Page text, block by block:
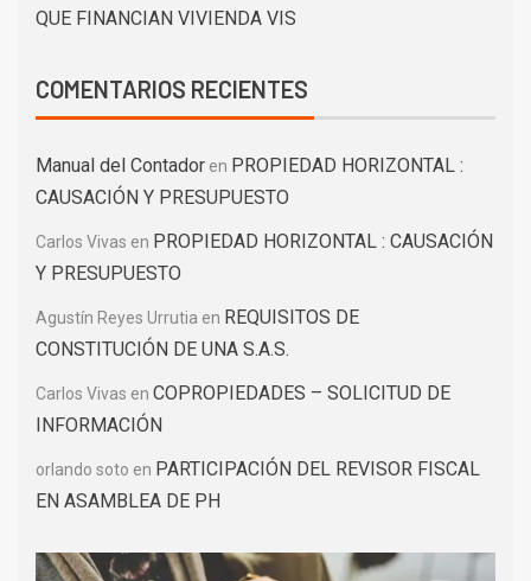
QUE FINANCIAN VIVIENDA VIS
COMENTARIOS RECIENTES
Manual del Contador en PROPIEDAD HORIZONTAL :
CAUSACIÓN Y PRESUPUESTO
Carlos Vivas en PROPIEDAD HORIZONTAL : CAUSACIÓN
Y PRESUPUESTO
Agustín Reyes Urrutia en REQUISITOS DE
CONSTITUCIÓN DE UNA S.A.S.
Carlos Vivas en COPROPIEDADES – SOLICITUD DE
INFORMACIÓN
orlando soto en PARTICIPACIÓN DEL REVISOR FISCAL
EN ASAMBLEA DE PH